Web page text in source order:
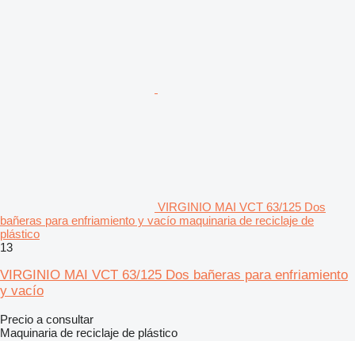
VIRGINIO MAI VCT 63/125 Dos
bañeras para enfriamiento y vacío maquinaria de reciclaje de
plástico
13
VIRGINIO MAI VCT 63/125 Dos bañeras para enfriamiento
y vacío
Precio a consultar
Maquinaria de reciclaje de plástico